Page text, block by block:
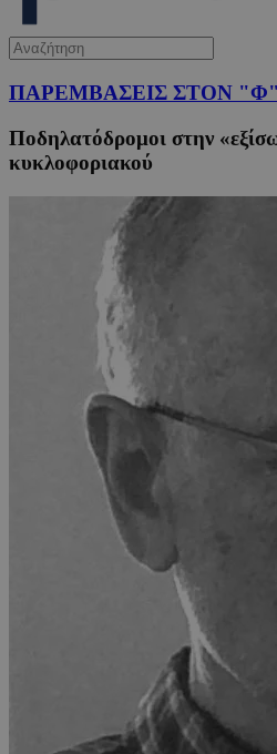
ΠΑΡΕΜΒΑΣΕΙΣ ΣΤΟΝ "Φ"
Ποδηλατόδρομοι στην
κυκλοφοριακού